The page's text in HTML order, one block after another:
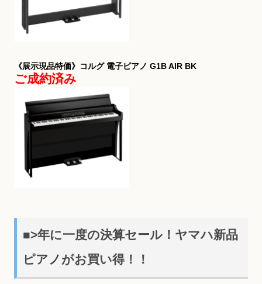
《展示現品特価》コルグ 電子ピアノ G1B AIR BK
ご成約済み
■>年に一度の決算セール！ヤマハ新品
ピアノがお買い得！！